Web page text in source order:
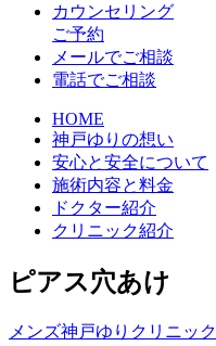
カウンセリング
ご予約
メールでご相談
電話でご相談
HOME
神戸ゆりの想い
安心と安全について
施術内容と料金
ドクター紹介
クリニック紹介
ピアス穴あけ
メンズ神戸ゆりクリニック